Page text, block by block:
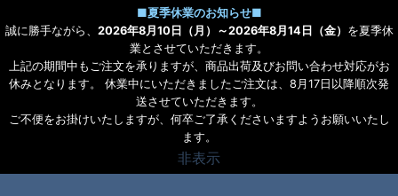
■夏季休業のお知らせ■
誠に勝手ながら、 2026年8月10日（月）～2026年8月14日（金） を夏季休
業とさせていただきます。
上記の期間中もご注文を承りますが、商品出荷及びお問い合わせ対応がお
休みとなります。 休業中にいただきましたご注文は、8月17日以降順次発
送させていただきます。
ご不便をお掛けいたしますが、何卒ご了承くださいますようお願いいたし
ます。
非表示